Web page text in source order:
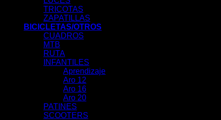
TRICOTAS
ZAPATILLAS
BICICLETAS/OTROS
CUADROS
MTB
RUTA
INFANTILES
Aprendizaje
Aro 12
Aro 16
Aro 20
PATINES
SCOOTERS